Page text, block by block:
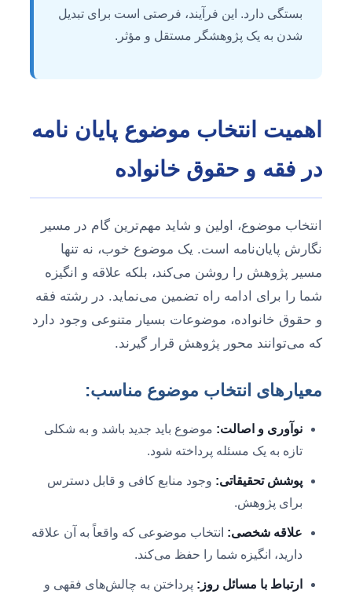
بستگی دارد. این فرآیند، فرصتی است برای تبدیل
شدن به یک پژوهشگر مستقل و مؤثر.
اهمیت انتخاب موضوع پایان نامه
در فقه و حقوق خانواده
انتخاب موضوع، اولین و شاید مهم‌ترین گام در مسیر
نگارش پایان‌نامه است. یک موضوع خوب، نه تنها
مسیر پژوهش را روشن می‌کند، بلکه علاقه و انگیزه
شما را برای ادامه راه تضمین می‌نماید. در رشته فقه
و حقوق خانواده، موضوعات بسیار متنوعی وجود دارد
که می‌توانند محور پژوهش قرار گیرند.
معیارهای انتخاب موضوع مناسب:
نوآوری و اصالت: موضوع باید جدید باشد و به شکلی
تازه به یک مسئله پرداخته شود.
پوشش تحقیقاتی: وجود منابع کافی و قابل دسترس
برای پژوهش.
علاقه شخصی: انتخاب موضوعی که واقعاً به آن علاقه
دارید، انگیزه شما را حفظ می‌کند.
ارتباط با مسائل روز: پرداختن به چالش‌های فقهی و